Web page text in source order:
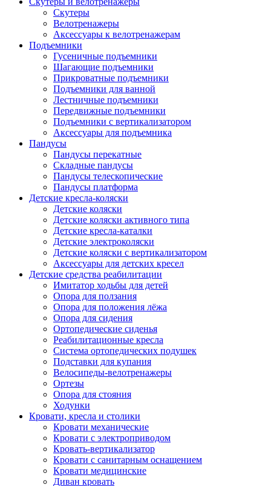
Скутеры
Велотренажеры
Аксессуары к велотренажерам
Подъемники
Гусеничные подъемники
Шагающие подъемники
Прикроватные подъемники
Подъемники для ванной
Лестничные подъемники
Передвижные подъемники
Подъемники с вертикализатором
Аксессуары для подъемника
Пандусы
Пандусы перекатные
Складные пандусы
Пандусы телескопические
Пандусы платформа
Детские кресла-коляски
Детские коляски
Детские коляски активного типа
Детские кресла-каталки
Детские электроколяски
Детские коляски с вертикализатором
Аксессуары для детских кресел
Детские средства реабилитации
Имитатор ходьбы для детей
Опора для ползания
Опора для положения лёжа
Опора для сидения
Ортопедические сиденья
Реабилитационные кресла
Система ортопедических подушек
Подставки для купания
Велосипеды-велотренажеры
Ортезы
Опора для стояния
Ходунки
Кровати, кресла и столики
Кровати механические
Кровати с электроприводом
Кровать-вертикализатор
Кровати с санитарным оснащением
Кровати медицинские
Диван кровать